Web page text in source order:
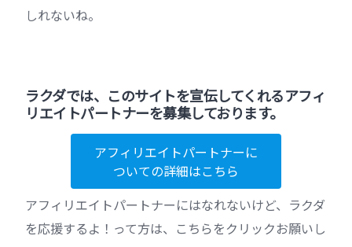
しれないね。
ラクダでは、このサイトを宣伝してくれるアフィ
リエイトパートナーを募集しております。
アフィリエイトパートナーに
ついての詳細はこちら
アフィリエイトパートナーにはなれないけど、ラクダ
を応援するよ！って方は、こちらをクリックお願いし